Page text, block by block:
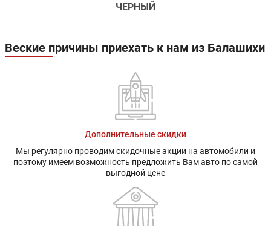
ЧЕРНЫЙ
Веские причины приехать к нам из Балашихи
Дополнительные скидки
Мы регулярно проводим скидочные акции на автомобили и
поэтому имеем возможность предложить Вам авто по самой
выгодной цене